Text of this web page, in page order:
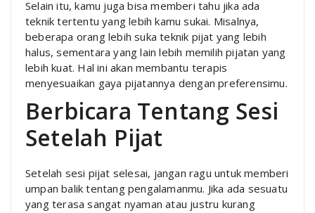
Selain itu, kamu juga bisa memberi tahu jika ada
teknik tertentu yang lebih kamu sukai. Misalnya,
beberapa orang lebih suka teknik pijat yang lebih
halus, sementara yang lain lebih memilih pijatan yang
lebih kuat. Hal ini akan membantu terapis
menyesuaikan gaya pijatannya dengan preferensimu.
Berbicara Tentang Sesi
Setelah Pijat
Setelah sesi pijat selesai, jangan ragu untuk memberi
umpan balik tentang pengalamanmu. Jika ada sesuatu
yang terasa sangat nyaman atau justru kurang